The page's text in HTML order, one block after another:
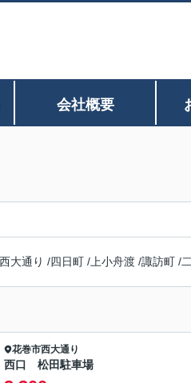
会社概要
西大通り /四日町 / 上小舟渡 /諏訪町 /
花巻市西大通り
西口 松田駐車場